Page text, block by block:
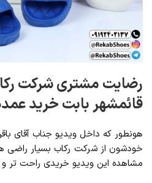
رضایت مشتری شرکت
قائمشهر بابت خرید
هونطور که داخل ویدیو جناب آقای
خودشون از شرکت رکاب بسیار راضی
مشاهده این ویدیو خریدی راحت تر